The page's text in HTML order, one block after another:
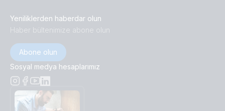
Yeniliklerden haberdar olun
Haber bültenimize abone olun
Abone olun
Sosyal medya hesaplarımız